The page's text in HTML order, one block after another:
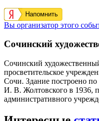
Напомнить
Вы организатор этого
Сочинский
Сочинский
просветительское
Сочи. Здание построено по
И. В. Жолтовского в 1936,
административного